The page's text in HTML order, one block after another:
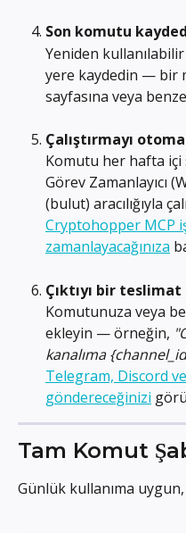
Son komutu
Yeniden kullanılabilir
yere kaydedin — bir
sayfasına veya
Çalıştırmayı
Komutu her hafta içi
Görev Zamanlayıcı
(bulut) aracılığıyla
Cryptohopper MCP iş
zamanlayacağınıza
Çıktıyı bir teslimat
Komutunuza veya
ekleyin — örneğin,
kanalıma
Telegram, Discord
göndereceğinizi
Tam Komut
Günlük kullanıma